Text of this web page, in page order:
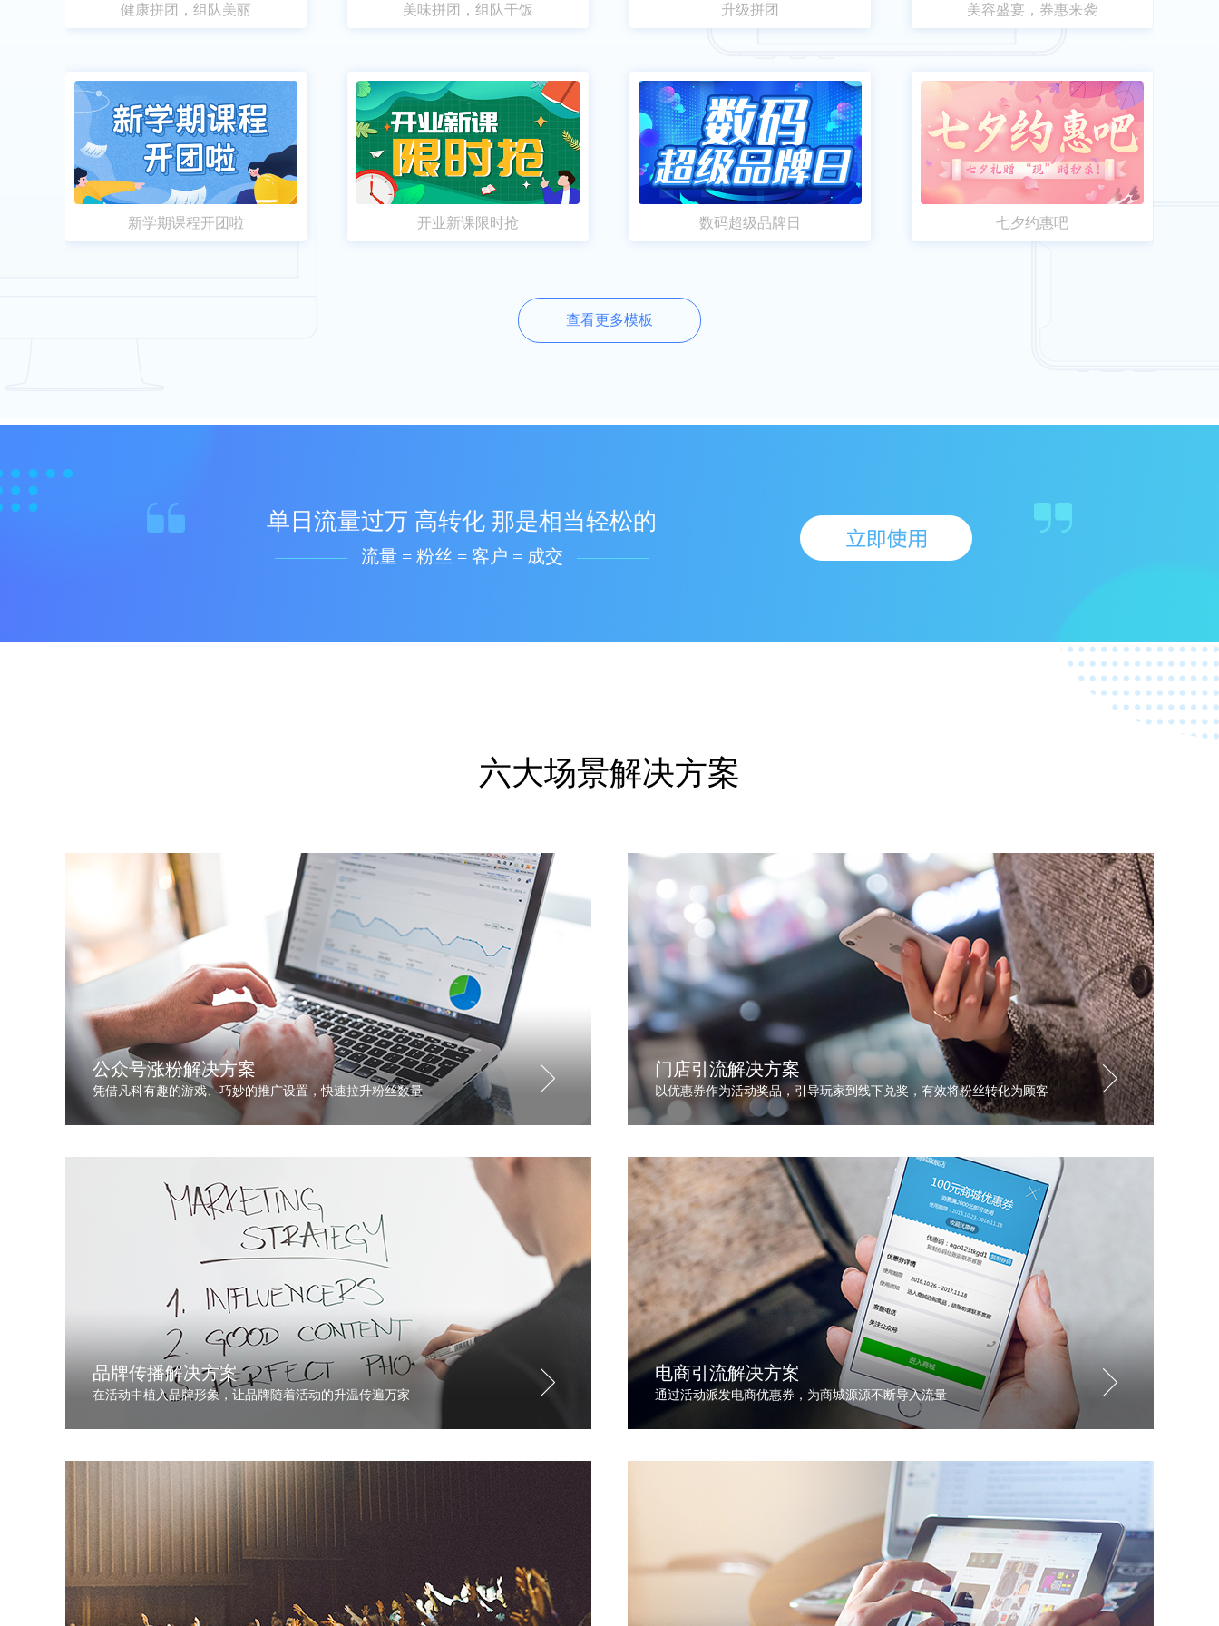
健康拼团，组队美丽 美味拼团，组队干饭 升级拼团 美容盛宴，券惠来袭
新学期课程开团啦 开业新课限时抢 数码超级品牌日 七夕约惠吧
查看更多模板
单日流量过万 高转化 那是相当轻松的
流量 = 粉丝 = 客户 = 成交
六大场景解决方案
公众号涨粉解决方案
凭借凡科有趣的游戏、巧妙的推广设置，快速拉升粉丝数量
门店引流解决方案
以优惠券作为活动奖品，引导玩家到线下兑奖，有效将粉丝转化为顾客
品牌传播解决方案
在活动中植入品牌形象，让品牌随着活动的升温传遍万家
电商引流解决方案
通过活动派发电商优惠券，为商城源源不断导入流量